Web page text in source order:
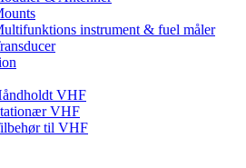
instrument & fuel måler
VHF
VHF
til VHF